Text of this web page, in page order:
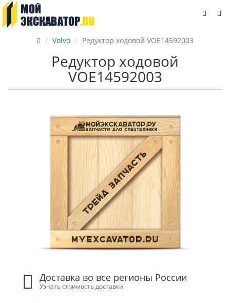
Volvo Редуктор ходовой VOE14592003
Редуктор ходовой
VOE14592003
Доставка во все регионы России
Узнать стоимость доставки